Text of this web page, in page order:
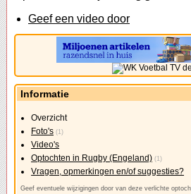
Geef een video door
Informatie
Overzicht
Foto's (1)
Video's
Optochten in Rugby (Engeland) (1)
Vragen, opmerkingen en/of suggesties?
Geef eventuele wijzigingen door van deze verlichte